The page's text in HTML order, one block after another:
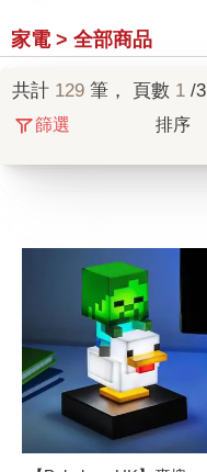
家電 > 全部商品
共計 129 筆， 頁數 1 /3
篩選 排序